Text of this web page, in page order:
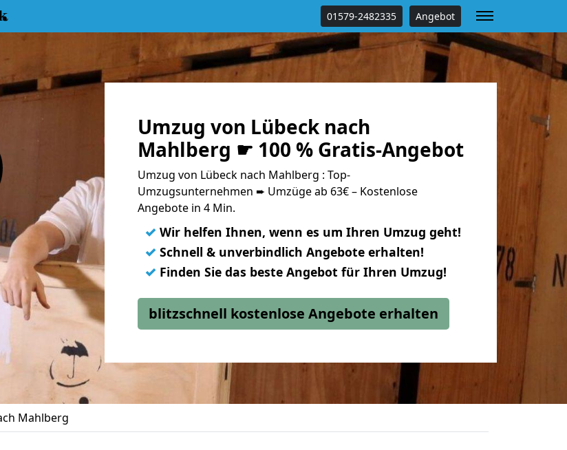
01579-2482335 Angebot
Umzug von Lübeck nach
Mahlberg ☛ 100 % Gratis-Angebot
Umzug von Lübeck nach Mahlberg : Top-
Umzugsunternehmen ➨ Umzüge ab 63€ – Kostenlose
Angebote in 4 Min.
✓ Wir helfen Ihnen, wenn es um Ihren Umzug geht!
✓ Schnell & unverbindlich Angebote erhalten!
✓ Finden Sie das beste Angebot für Ihren Umzug!
blitzschnell kostenlose Angebote erhalten
Mahlberg